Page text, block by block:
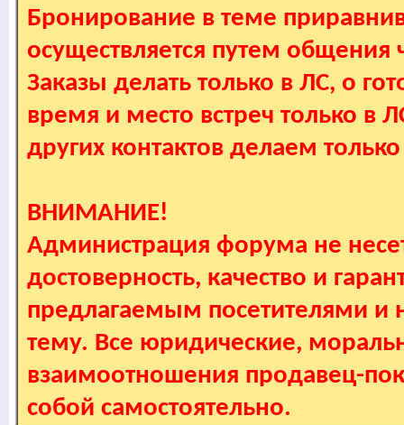
Бронирование в теме
осуществляется путем
Заказы делать только в ЛС, о
время и место встреч только в
других контактов делаем
ВНИМАНИЕ!
Администрация форума не
достоверность, качество и
предлагаемым посетителями и
тему. Все юридические,
взаимоотношения продавец-
собой самостоятельно.